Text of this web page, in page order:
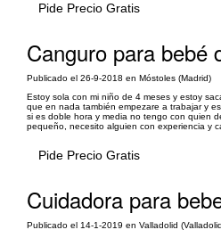
Pide Precio Gratis
Canguro para bebé
Publicado el 26-9-2018 en Móstoles (Madrid)
Estoy sola con mi niño de 4 meses y estoy
que en nada también empezare a trabajar y
si es doble hora y media no tengo con quien
pequeño, necesito alguien con experiencia y
Pide Precio Gratis
Cuidadora para
Publicado el 14-1-2019 en Valladolid